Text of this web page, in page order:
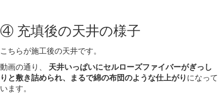
④ 充填後の天井の様子
こちらが施工後の天井です。
動画の通り、 天井いっぱいにセルローズファイバーがぎっし
りと敷き詰められ、まるで綿の布団のような仕上がりになって
います。